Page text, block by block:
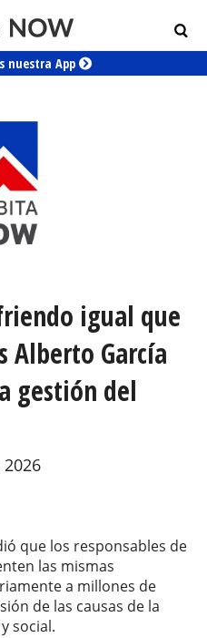
nuestra App
igual que
Alberto García
gestión del
que los responsables de
las mismas
a millones de
de las causas de la
social.